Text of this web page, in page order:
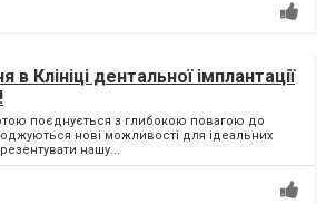
Клініці дентальної імплантації
поєднується з глибокою повагою до
нові можливості для ідеальних
нашу...